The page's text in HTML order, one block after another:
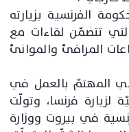
الفرنسية بزيارته
تتضمّن لقاءات مع
المرافئ والموانئ
المهتمّ بالعمل في
فرنسا، وتولّت
في بيروت ووزارة